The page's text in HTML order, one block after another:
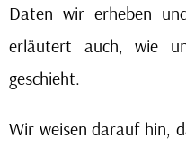
Daten wir erheben
erläutert auch, wie
geschieht.
Wir weisen darauf hin,